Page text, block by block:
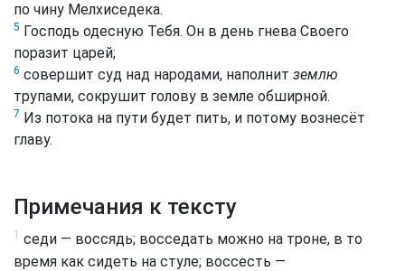
по чину Мелхиседека.
5 Господь одесную Тебя. Он в день гнева Своего
поразит царей;
6 совершит суд над народами, наполнит землю
трупами, сокрушит голову в земле обширной.
7 Из потока на пути будет пить, и потому вознесёт
главу.
Примечания к тексту
1 седи — воссядь; восседать можно на троне, в то
время как сидеть на стуле; воссесть —